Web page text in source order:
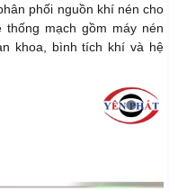
phối nguồn khí nén cho
mạch gồm máy nén
khoa, bình tích khí và hệ